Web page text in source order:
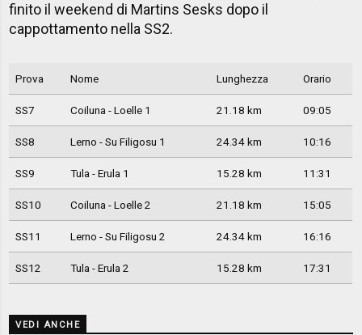
finito il weekend di Martins Sesks dopo il
cappottamento nella SS2.
Prova Nome Lunghezza Orario
SS7 Coiluna - Loelle 1 21.18 km 09:05
SS8 Lerno - Su Filigosu 1 24.34 km 10:16
SS9 Tula - Erula 1 15.28 km 11:31
SS10 Coiluna - Loelle 2 21.18 km 15:05
SS11 Lerno - Su Filigosu 2 24.34 km 16:16
SS12 Tula - Erula 2 15.28 km 17:31
VEDI ANCHE